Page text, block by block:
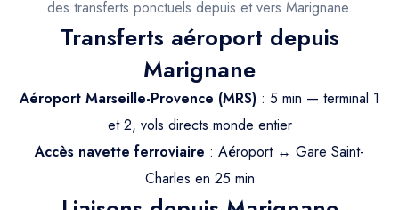
Trajet Port croisière
Trajet Séminaire
Trajet Santé
Trajet Longue Distance
Réservation
Actualités & évènements
Contactez-nous
des transferts ponctuels depuis et vers Marignane.
Transferts aéroport depuis
Marignane
Aéroport Marseille-Provence (MRS) : 5 min — terminal 1
et 2, vols directs monde entier
Accès navette ferroviaire : Aéroport ↔ Gare Saint-
Charles en 25 min